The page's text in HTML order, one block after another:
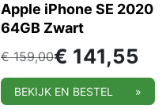
Apple iPhone SE 2020
64GB Zwart
€159,00€ 141,55
BEKIJK EN BESTEL »